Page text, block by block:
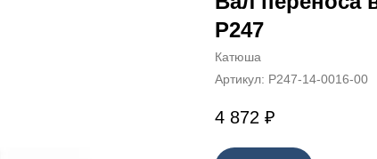
P247
Катюша
Артикул: P247-14-0016-00
4 872 ₽